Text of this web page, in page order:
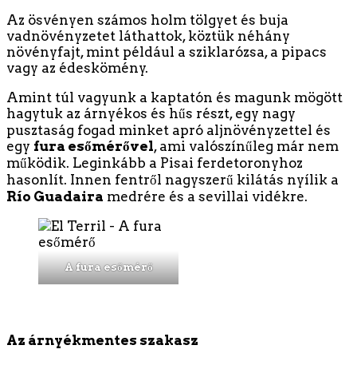
Az ösvényen számos holm tölgyet és buja
vadnövényzetet láthattok, köztük néhány
növényfajt, mint például a sziklarózsa, a pipacs
vagy az édeskömény.
Amint túl vagyunk a kaptatón és magunk mögött
hagytuk az árnyékos és hűs részt, egy nagy
pusztaság fogad minket apró aljnövényzettel és
egy fura esőmérővel, ami valószínűleg már nem
működik. Leginkább a Pisai ferdetoronyhoz
hasonlít. Innen fentről nagyszerű kilátás nyílik a
Río Guadaira medrére és a sevillai vidékre.
A fura esőmérő
Az árnyékmentes szakasz